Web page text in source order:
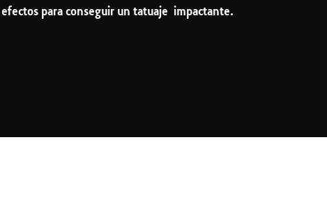
efectos para conseguir un tatuaje impactante.